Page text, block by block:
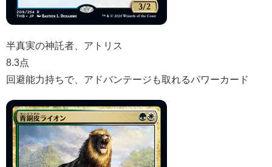
半真実の神託者、アトリス
8.3点
回避能力持ちで、アドバンテージも取れるパワーカード